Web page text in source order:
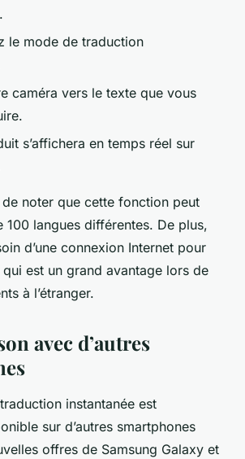
le mode de traduction
caméra vers le texte que vous
s’affichera en temps réel sur
noter que cette fonction peut
100 langues différentes. De plus,
d’une connexion Internet pour
est un grand avantage lors de
à l’étranger.
avec d’autres
instantanée est
sur d’autres smartphones
offres de Samsung Galaxy et